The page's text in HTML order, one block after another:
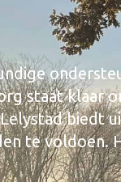
staat klaar
biedt
te